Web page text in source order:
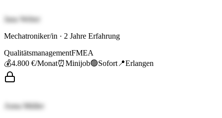
Jana Weber
Mechatroniker/in · 2 Jahre Erfahrung
QualitätsmanagementFMEA
💰4.800 €/Monat⏰Minijob🟢Sofort 📍Erlangen
Anna Müller